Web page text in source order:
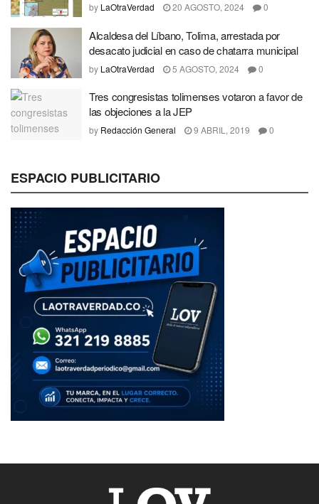
by LaOtraVerdad 20 AGOSTO, 2024 0
Alcaldesa del Líbano, Tolima, arrestada por
desacato judicial en caso de chatarra municipal
by LaOtraVerdad 5 AGOSTO, 2024 0
Tres congresistas tolimenses votaron a favor de
las objeciones a la JEP
by Redacción General 9 ABRIL, 2019 0
ESPACIO PUBLICITARIO